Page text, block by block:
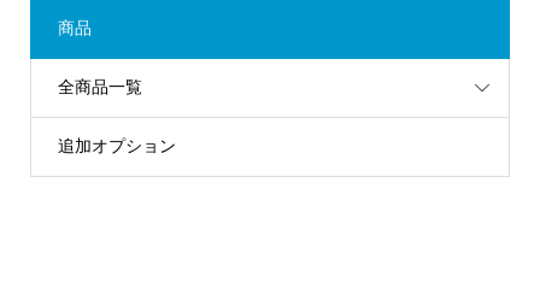
商品
全商品一覧
追加オプション